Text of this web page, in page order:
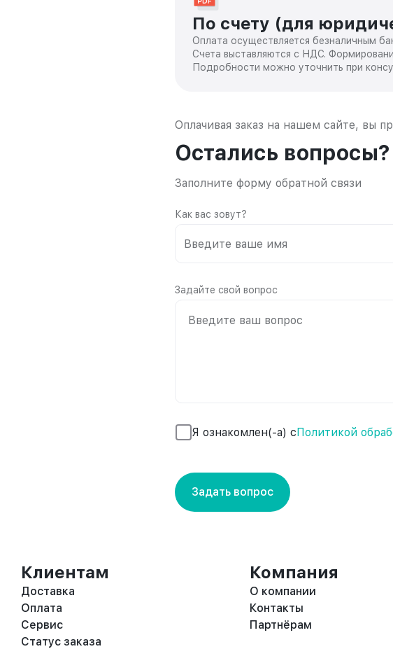
По счету (для
Оплата осуществляется безналичным
Счета выставляются с НДС.
Подробности можно уточнить при
Оплачивая заказ на нашем сайте, вы
Остались вопросы?
Заполните форму обратной связи
Как вас зовут?
Задайте свой вопрос
Я ознакомлен(-а) сПолитикой
Задать вопрос
Клиентам
Доставка
Оплата
Сервис
Статус заказа
Компания
О компании
Контакты
Партнёрам